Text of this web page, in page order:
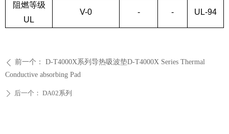
ꄴ 前一个：
D-T4000X系列导热吸波垫D-T4000X Series Thermal
Conductive absorbing Pad
ꄲ 后一个： DA02系列
阻燃等级
UL
V-0 - - UL-94